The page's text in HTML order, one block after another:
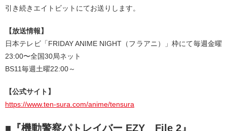
引き続きエイトビットにてお送りします。
【放送情報】
日本テレビ「FRIDAY ANIME NIGHT（フラアニ）」枠にて毎週金曜
23:00〜全国30局ネット
BS11毎週土曜22:00～
【公式サイト】
https://www.ten-sura.com/anime/tensura
■『機動警察パトレイバー EZY File 2』